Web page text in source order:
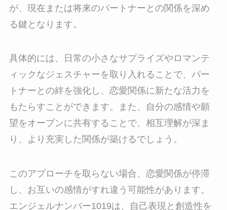
が、現在または将来のパートナーとの関係を深め
る鍵となります。
具体的には、日常の小さなサプライズやロマンテ
ィックなジェスチャーを取り入れることで、パー
トナーとの絆を強化し、恋愛関係に新たな活力を
もたらすことができます。また、自分の感情や願
望をオープンに共有することで、相互理解が深ま
り、より充実した関係が築けるでしょう。
このアプローチを取らない場合、恋愛関係が停滞
し、お互いの感情がすれ違う可能性があります。
エンジェルナンバー1019は、自己表現と創造性を